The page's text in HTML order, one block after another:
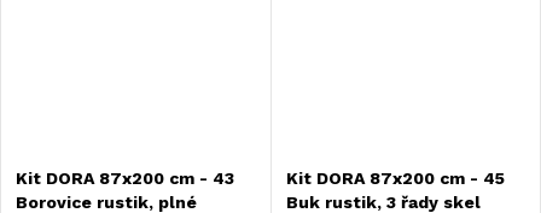
Kit DORA 87x200 cm - 43
Borovice rustik, plné
Kit DORA 87x200 cm - 45
Buk rustik, 3 řady skel